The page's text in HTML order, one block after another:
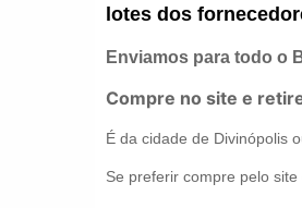
lotes dos
Enviamos para todo o
Compre no site e
É da cidade de Divinópolis
Se preferir compre pelo